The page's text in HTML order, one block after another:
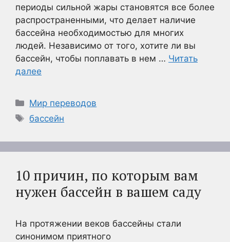
периоды сильной жары становятся все более
распространенными, что делает наличие
бассейна необходимостью для многих
людей. Независимо от того, хотите ли вы
бассейн, чтобы поплавать в нем … Читать
далее
Рубрики
Мир переводов
Метки
бассейн
10 причин, по которым вам
нужен бассейн в вашем саду
На протяжении веков бассейны стали
синонимом приятного